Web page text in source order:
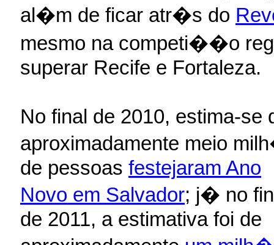
al�m de ficar atr�s do
mesmo na competi��o
superar Recife e Fortaleza.
No final de 2010, estima-se
aproximadamente meio
de pessoas festejaram Ano
Novo em Salvador; j� no
de 2011, a estimativa foi de